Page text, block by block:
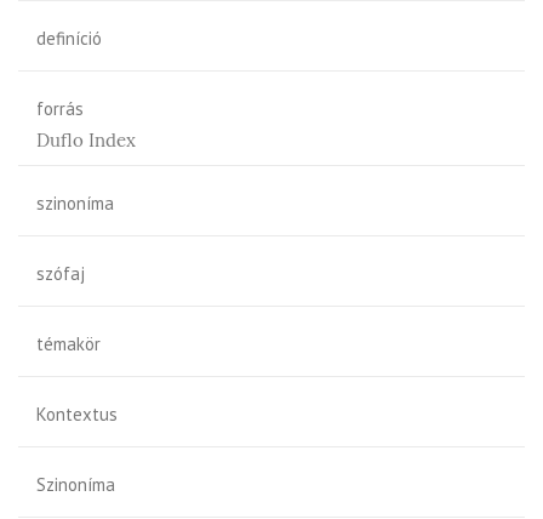
definíció
forrás
Duflo Index
szinoníma
szófaj
témakör
Kontextus
Szinoníma